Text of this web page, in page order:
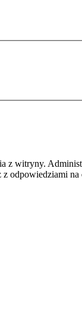
z witryny.
odpowiedziami